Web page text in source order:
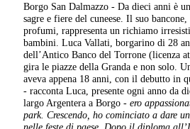
Borgo San Dalmazzo - Da dieci anni è
sagre e fiere del cuneese. Il suo
profumi, rappresenta un richiamo
bambini. Luca Vallati, borgarino di 28
dell’Antico Banco del Torrone (licenza
gira le piazze della Granda e non solo.
aveva appena 18 anni, con il debutto in
- racconta Luca, presente ogni anno da
largo Argentera a Borgo -ero
park. Crescendo, ho cominciato a dare